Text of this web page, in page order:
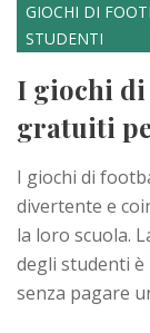
GIOCHI DI
STUDENTI
I giochi
gratuiti
I giochi di
divertente e
la loro scuola.
degli studenti è
senza pagare